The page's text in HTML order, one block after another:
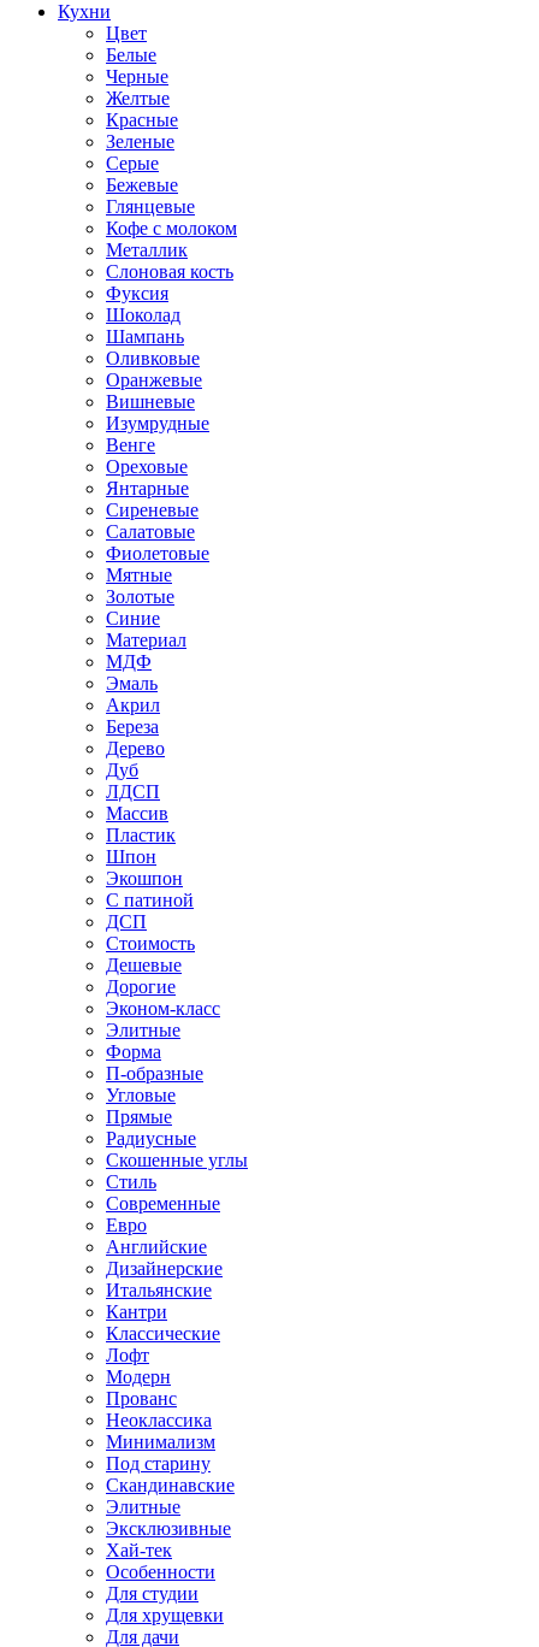
Кухни
Цвет
Белые
Черные
Желтые
Красные
Зеленые
Серые
Бежевые
Глянцевые
Кофе с молоком
Металлик
Слоновая кость
Фуксия
Шоколад
Шампань
Оливковые
Оранжевые
Вишневые
Изумрудные
Венге
Ореховые
Янтарные
Сиреневые
Салатовые
Фиолетовые
Мятные
Золотые
Синие
Материал
МДФ
Эмаль
Акрил
Береза
Дерево
Дуб
ЛДСП
Массив
Пластик
Шпон
Экошпон
С патиной
ДСП
Стоимость
Дешевые
Дорогие
Эконом-класс
Элитные
Форма
П-образные
Угловые
Прямые
Радиусные
Скошенные углы
Стиль
Современные
Евро
Английские
Дизайнерские
Итальянские
Кантри
Классические
Лофт
Модерн
Прованс
Неоклассика
Минимализм
Под старину
Скандинавские
Элитные
Эксклюзивные
Хай-тек
Особенности
Для студии
Для хрущевки
Для дачи